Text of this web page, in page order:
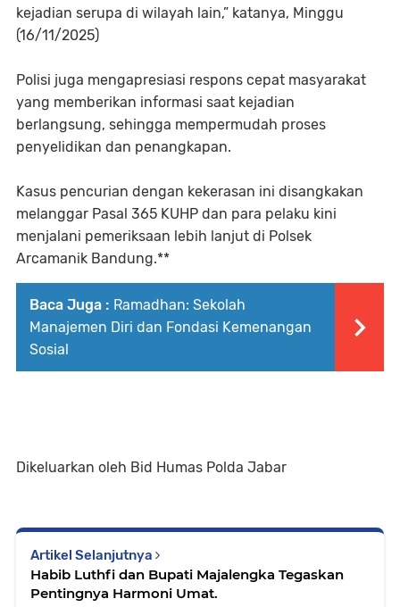
kejadian serupa di wilayah lain,” katanya, Minggu
(16/11/2025)
Polisi juga mengapresiasi respons cepat masyarakat
yang memberikan informasi saat kejadian
berlangsung, sehingga mempermudah proses
penyelidikan dan penangkapan.
Kasus pencurian dengan kekerasan ini disangkakan
melanggar Pasal 365 KUHP dan para pelaku kini
menjalani pemeriksaan lebih lanjut di Polsek
Arcamanik Bandung.**
Baca Juga : Ramadhan: Sekolah
Manajemen Diri dan Fondasi Kemenangan
Sosial
Dikeluarkan oleh Bid Humas Polda Jabar
Artikel Selanjutnya
Habib Luthfi dan Bupati Majalengka Tegaskan
Pentingnya Harmoni Umat.